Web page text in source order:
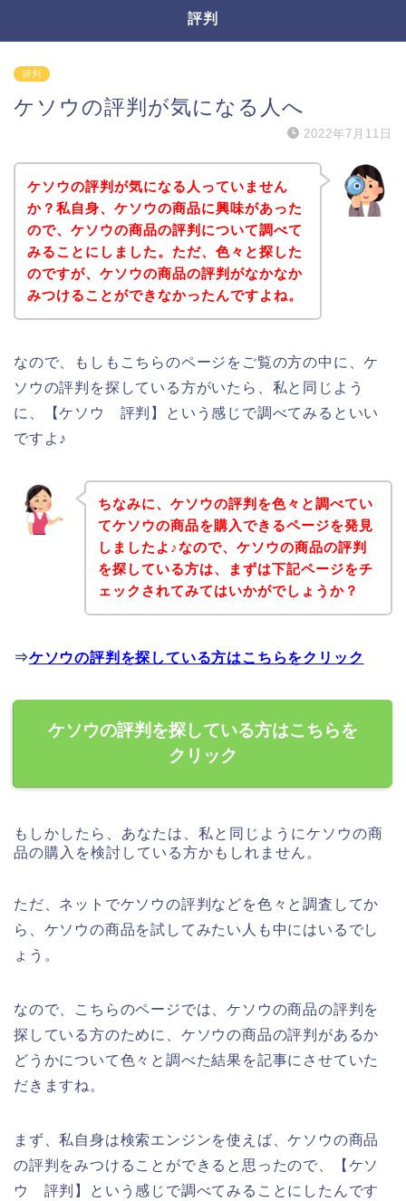
評判
評判
ケソウの評判が気になる人へ
2022年7月11日
ケソウの評判が気になる人っていません
か？私自身、ケソウの商品に興味があった
ので、ケソウの商品の評判について調べて
みることにしました。ただ、色々と探した
のですが、ケソウの商品の評判がなかなか
みつけることができなかったんですよね。
なので、もしもこちらのページをご覧の方の中に、ケ
ソウの評判を探している方がいたら、私と同じよう
に、【ケソウ 評判】という感じで調べてみるといい
ですよ♪
ちなみに、ケソウの評判を色々と調べてい
てケソウの商品を購入できるページを発見
しましたよ♪なので、ケソウの商品の評判
を探している方は、まずは下記ページをチ
ェックされてみてはいかがでしょうか？
⇒ケソウの評判を探している方はこちらをクリック
ケソウの評判を探している方はこちらを
クリック
もしかしたら、あなたは、私と同じようにケソウの商
品の購入を検討している方かもしれません。
ただ、ネットでケソウの評判などを色々と調査してか
ら、ケソウの商品を試してみたい人も中にはいるでし
ょう。
なので、こちらのページでは、ケソウの商品の評判を
探している方のために、ケソウの商品の評判があるか
どうかについて色々と調べた結果を記事にさせていた
だきますね。
まず、私自身は検索エンジンを使えば、ケソウの商品
の評判をみつけることができると思ったので、【ケソ
ウ 評判】という感じで調べてみることにしたんです